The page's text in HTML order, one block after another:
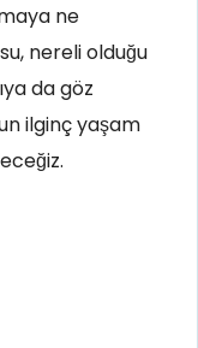
ne
nereli olduğu
da göz
ilginç yaşam